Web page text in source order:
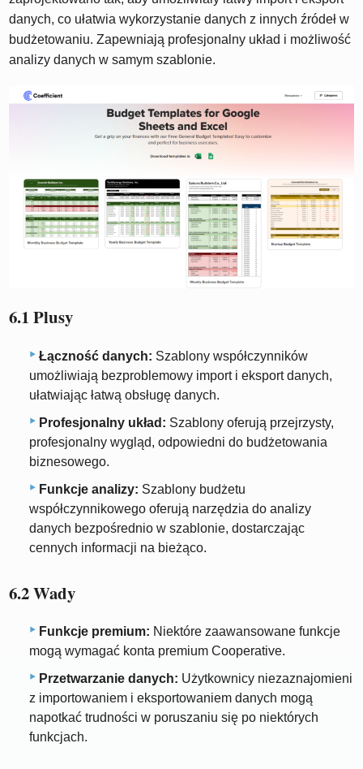
danych, co ułatwia wykorzystanie danych z innych źródeł w
budżetowaniu. Zapewniają profesjonalny układ i możliwość
analizy danych w samym szablonie.
6.1 Plusy
Łączność danych: Szablony współczynników
umożliwiają bezproblemowy import i eksport danych,
ułatwiając łatwą obsługę danych.
Profesjonalny układ: Szablony oferują przejrzysty,
profesjonalny wygląd, odpowiedni do budżetowania
biznesowego.
Funkcje analizy: Szablony budżetu
współczynnikowego oferują narzędzia do analizy
danych bezpośrednio w szablonie, dostarczając
cennych informacji na bieżąco.
6.2 Wady
Funkcje premium: Niektóre zaawansowane funkcje
mogą wymagać konta premium Cooperative.
Przetwarzanie danych: Użytkownicy niezaznajomieni
z importowaniem i eksportowaniem danych mogą
napotkać trudności w poruszaniu się po niektórych
funkcjach.